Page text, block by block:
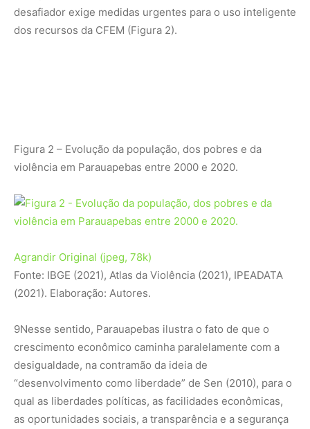
desafiador exige medidas urgentes para o uso inteligente
dos recursos da CFEM (Figura 2).
Figura 2 – Evolução da população, dos pobres e da
violência em Parauapebas entre 2000 e 2020.
Agrandir Original (jpeg, 78k)
Fonte: IBGE (2021), Atlas da Violência (2021), IPEADATA
(2021). Elaboração: Autores.
9Nesse sentido, Parauapebas ilustra o fato de que o
crescimento econômico caminha paralelamente com a
desigualdade, na contramão da ideia de
“desenvolvimento como liberdade” de Sen (2010), para o
qual as liberdades políticas, as facilidades econômicas,
as oportunidades sociais, a transparência e a segurança